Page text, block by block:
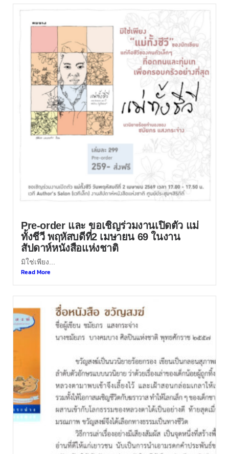
Pre-order และ ขอเชิญร่วมงานเปิดตัว แม่
ทั้งชีวี พฤหัสบดีที่2 เมษายน 69 ในงาน
สัปดาห์หนังสือแห่งชาติ
มิใช่เพียง...
Read More